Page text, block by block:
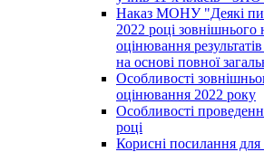
Наказ МОНУ "Деякі
2022 році зовнішнього
оцінювання
на основі повної
Особливості
оцінювання 2022 року
Особливості
році
Корисні посилання